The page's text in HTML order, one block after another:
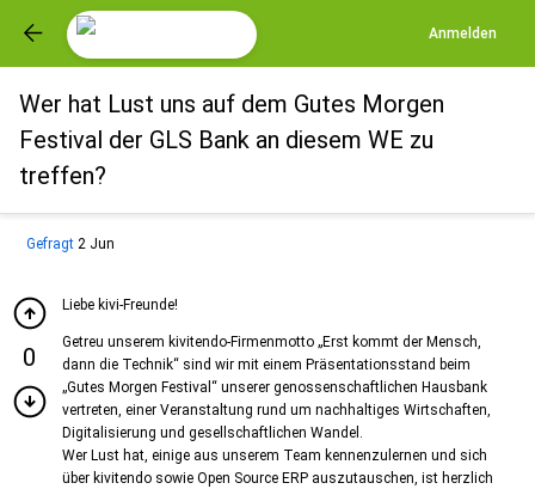
Anmelden
Wer hat Lust uns auf dem Gutes Morgen
Festival der GLS Bank an diesem WE zu
treffen?
Gefragt 2 Jun
0
Liebe kivi-Freunde!
Getreu unserem kivitendo-Firmenmotto „Erst kommt der Mensch,
dann die Technik“ sind wir mit einem Präsentationsstand beim
„Gutes Morgen Festival“ unserer genossenschaftlichen Hausbank
vertreten, einer Veranstaltung rund um nachhaltiges Wirtschaften,
Digitalisierung und gesellschaftlichen Wandel.
Wer Lust hat, einige aus unserem Team kennenzulernen und sich
über kivitendo sowie Open Source ERP auszutauschen, ist herzlich